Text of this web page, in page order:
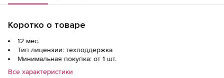
Коротко о товаре
12 мес.
Тип лицензии: техподдержка
Минимальная покупка: от 1 шт.
Все характеристики